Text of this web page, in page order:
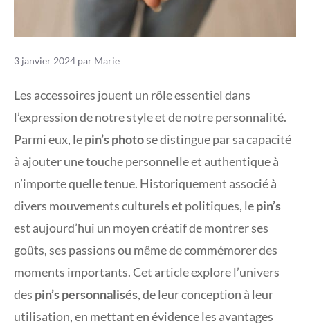
3 janvier 2024 par Marie
Les accessoires jouent un rôle essentiel dans
l’expression de notre style et de notre personnalité.
Parmi eux, lepin’s photose distingue par sa capacité
à ajouter une touche personnelle et authentique à
n’importe quelle tenue. Historiquement associé à
divers mouvements culturels et politiques, lepin’s
est aujourd’hui un moyen créatif de montrer ses
goûts, ses passions ou même de commémorer des
moments importants. Cet article explore l’univers
des pin’s personnalisés, de leur conception à leur
utilisation, en mettant en évidence les avantages